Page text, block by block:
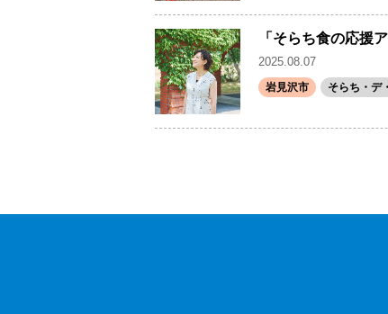
「そらち食の応援
2025.08.07
岩見沢市 そらち・デ